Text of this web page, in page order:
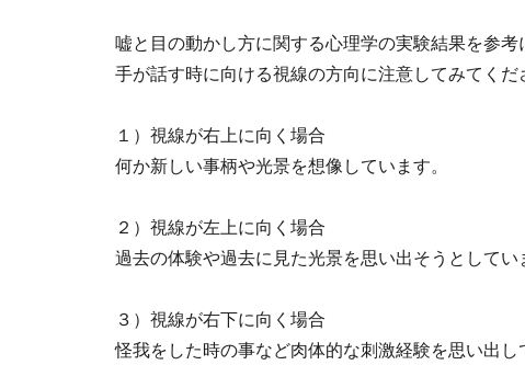
嘘と目の動かし方に関する心理学の実験結果を参考
手が話す時に向ける視線の方向に注意してみてくだ
１）視線が右上に向く場合
何か新しい事柄や光景を想像しています。
２）視線が左上に向く場合
過去の体験や過去に見た光景を思い出そうとしてい
３）視線が右下に向く場合
怪我をした時の事など肉体的な刺激経験を思い出し